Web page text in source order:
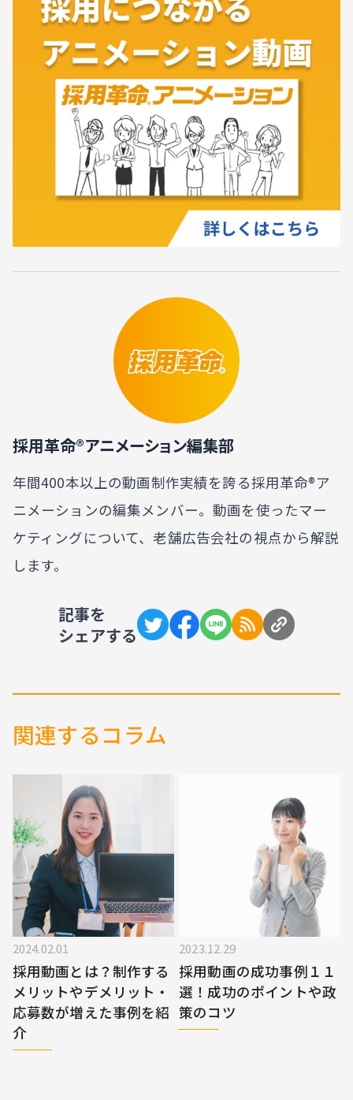
採用革命®アニメーション編集部
年間400本以上の動画制作実績を誇る採用革命®ア
ニメーションの編集メンバー。動画を使ったマー
ケティングについて、老舗広告会社の視点から解説
します。
記事を
シェアする
関連するコラム
2024.02.01
採用動画とは？制作する
メリットやデメリット・
応募数が増えた事例を紹
介
2023.12.29
採用動画の成功事例１１
選！成功のポイントや政
策のコツ